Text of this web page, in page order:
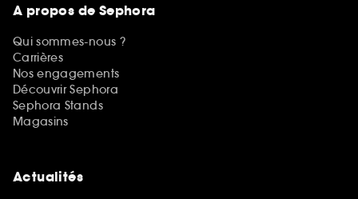
A propos de Sephora
Qui sommes-nous ?
Carrières
Nos engagements
Découvrir Sephora
Sephora Stands
Magasins
Actualités